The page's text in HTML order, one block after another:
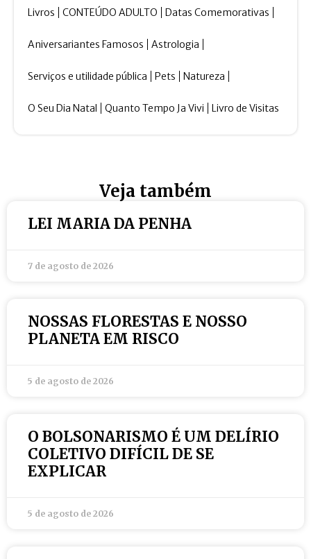
Livros CONTEÚDO ADULTO Datas Comemorativas
Aniversariantes Famosos Astrologia
Serviços e utilidade pública Pets Natureza
O Seu Dia Natal Quanto Tempo Ja Vivi Livro de Visitas
Veja também
LEI MARIA DA PENHA
7 de agosto de 2026
NOSSAS FLORESTAS E NOSSO
PLANETA EM RISCO
5 de agosto de 2026
O BOLSONARISMO É UM DELÍRIO
COLETIVO DIFÍCIL DE SE
EXPLICAR
5 de agosto de 2026